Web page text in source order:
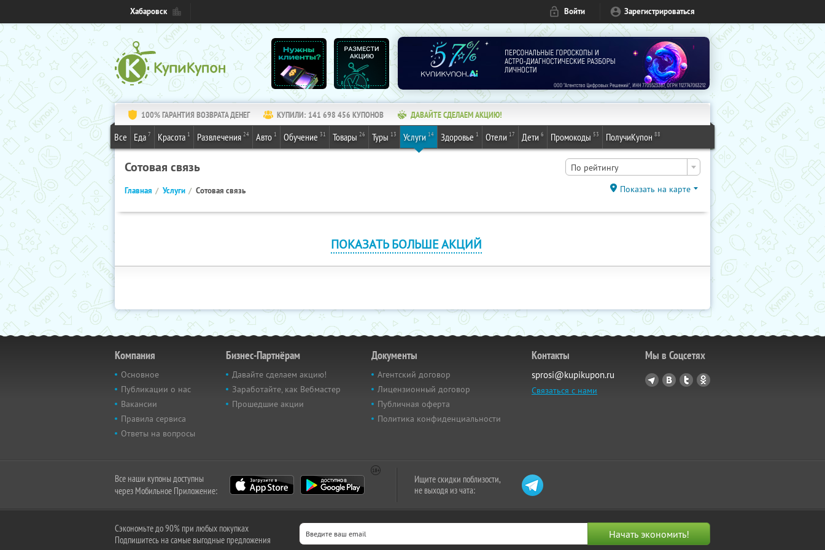
Хабаровск Войти Зарегистрироваться
100% ГАРАНТИЯ ВОЗВРАТА ДЕНЕГ КУПИЛИ: 141 698 456 КУПОНОВ ДАВАЙТЕ СДЕЛАЕМ АКЦИЮ!
Все Еда 7 Красота 1 Развлечения 24 Авто 1 Обучение 31 Товары 26 Туры 13 Услуги 14 Здоровье 1 Отели 17 Дети 6 Промокоды 53 ПолучиКупон 88
Сотовая связь По рейтингу
Главная Услуги Сотовая связь Показать на карте
ПОКАЗАТЬ БОЛЬШЕ АКЦИЙ
Компания
Основное
Публикации о нас
Вакансии
Правила сервиса
Ответы на вопросы
Бизнес-Партнёрам
Давайте сделаем акцию!
Заработайте, как Вебмастер
Прошедшие акции
Документы
Агентский договор
Лицензионный договор
Публичная оферта
Политика конфиденциальности
Контакты
sprosi@kupikupon.ru
Связаться с нами
Мы в Соцсетях
Все наши купоны доступны
через Мобильное Приложение:
Ищите скидки поблизости,
не выходя из чата:
Сэкономьте до 90% при любых покупках
Подпишитесь на самые выгодные предложения